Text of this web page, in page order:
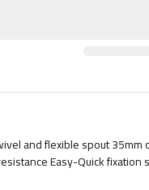
and flexible spout 35mm
Easy-Quick